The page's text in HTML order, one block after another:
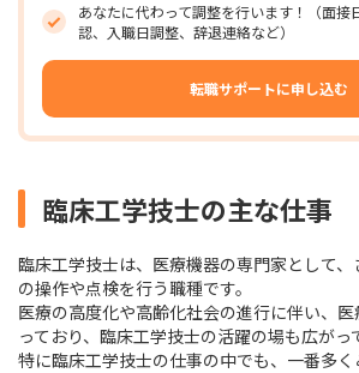
あなたに代わって調整を行います！（面接
認、入職日調整、辞退連絡など）
転職サポートに申し込む
臨床工学技士の主な仕事
臨床工学技士は、医療機器の専門家として
の操作や点検を行う職種です。
医療の高度化や高齢化社会の進行に伴い、
っており、臨床工学技士の活躍の場も広がっ
特に臨床工学技士の仕事の中でも、一番多